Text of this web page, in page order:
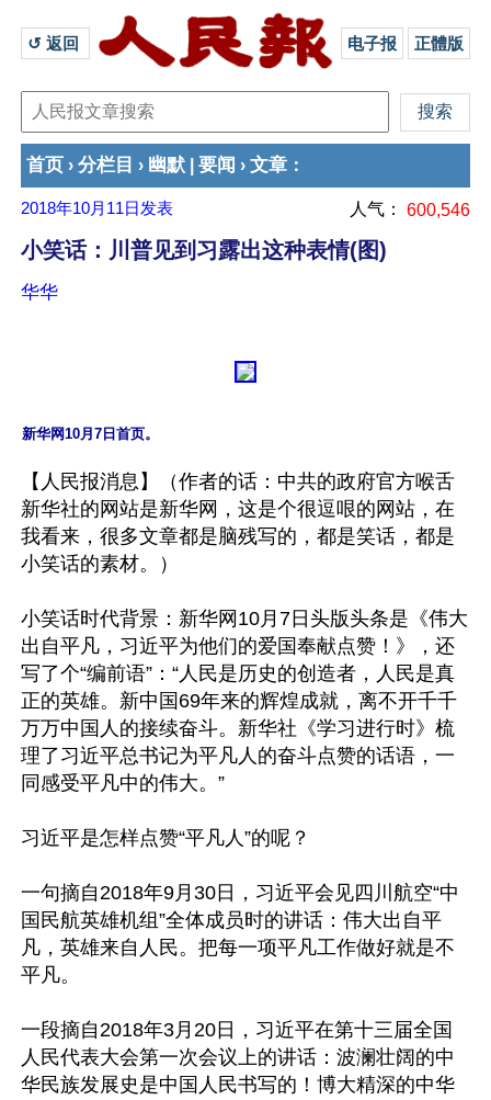
↺ 返回 电子报 正體版
首页 › 分栏目 › 幽默 要闻 › 文章 ：
2018年10月11日 发表 人气： 600,546
小笑话：川普见到习露出这种表情(图)
华华
新华网10月7日首页。
【人民报消息】（作者的话：中共的政府官方喉舌
新华社的网站是新华网，这是个很逗哏的网站，在
我看来，很多文章都是脑残写的，都是笑话，都是
小笑话的素材。）
小笑话时代背景：新华网10月7日头版头条是《伟大
出自平凡，习近平为他们的爱国奉献点赞！》，还
写了个“编前语”：“人民是历史的创造者，人民是真
正的英雄。新中国69年来的辉煌成就，离不开千千
万万中国人的接续奋斗。新华社《学习进行时》梳
理了习近平总书记为平凡人的奋斗点赞的话语，一
同感受平凡中的伟大。”
习近平是怎样点赞“平凡人”的呢？
一句摘自2018年9月30日，习近平会见四川航空“中
国民航英雄机组”全体成员时的讲话：伟大出自平
凡，英雄来自人民。把每一项平凡工作做好就是不
平凡。
一段摘自2018年3月20日，习近平在第十三届全国
人民代表大会第一次会议上的讲话：波澜壮阔的中
华民族发展史是中国人民书写的！博大精深的中华